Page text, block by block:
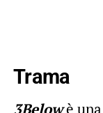
Trama
3Belowè